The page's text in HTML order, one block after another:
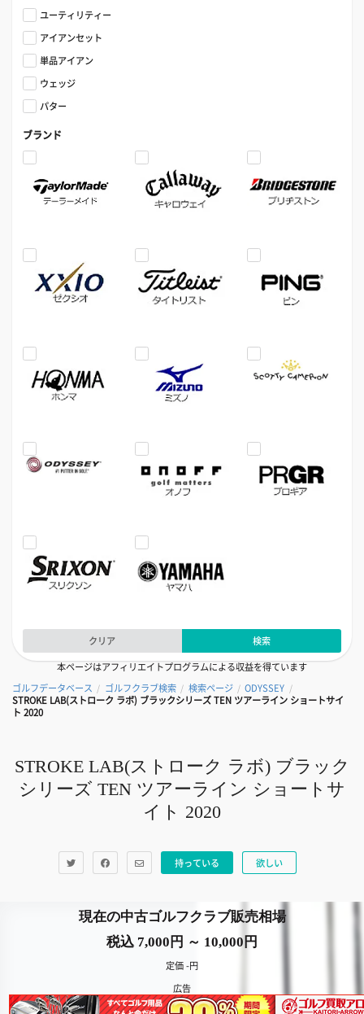
ユーティリティー
アイアンセット
単品アイアン
ウェッジ
パター
ブランド
クリア
検索
本ページはアフィリエイトプログラムによる収益を得ています
ゴルフデータベース / ゴルフクラブ検索 / 検索ページ / ODYSSEY /
STROKE LAB(ストローク ラボ) ブラックシリーズ TEN ツアーライン ショートサイ
ト 2020
STROKE LAB(ストローク ラボ) ブラック
シリーズ TEN ツアーライン ショートサ
イト 2020
持っている 欲しい
現在の中古ゴルフクラブ販売相場
税込 7,000円 ～ 10,000円
定価 -円
広告